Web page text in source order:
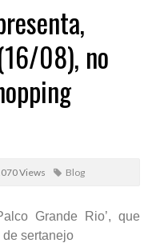
08), no
Views Blog
Grande Rio’, que
sertanejo